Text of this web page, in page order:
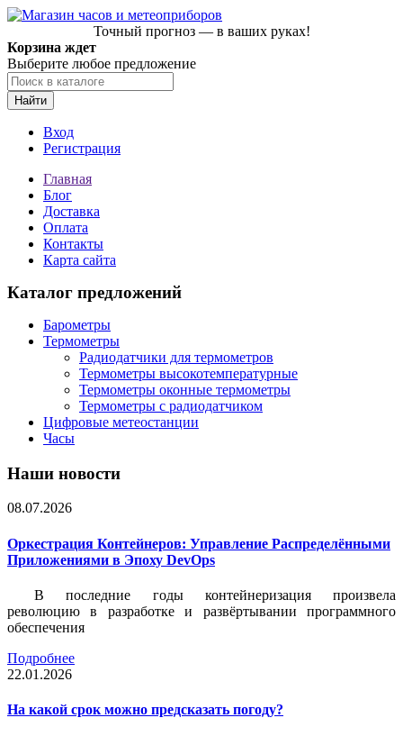
Точный прогноз — в ваших руках!
Корзина ждет
Выберите любое предложение
Найти
Вход
Регистрация
Главная
Блог
Доставка
Оплата
Контакты
Карта сайта
Каталог предложений
Барометры
Термометры
Радиодатчики для термометров
Термометры высокотемпературные
Термометры оконные термометры
Термометры с радиодатчиком
Цифровые метеостанции
Часы
Наши новости
08.07.2026
Оркестрация Контейнеров: Управление Распределёнными
Приложениями в Эпоху DevOps
В последние годы контейнеризация произвела
революцию в разработке и развёртывании программного
обеспечения
Подробнее
22.01.2026
На какой срок можно предсказать погоду?